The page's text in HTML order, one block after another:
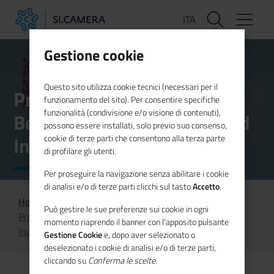
Salta
contenuto
ITA
Promozione delle Società
Benefit, supporto tecnico ad
Invitalia
Home
Promozione delle Società Benefit, supporto tecnico ad
Invitalia
Gestione cookie
Questo sito utilizza cookie tecnici (necessari per il
funzionamento del sito). Per consentire specifiche
funzionalità (condivisione e/o visione di contenuti),
possono essere installati, solo previo suo consenso,
cookie di terze parti che consentono alla terza parte
di profilare gli utenti.
Per proseguire la navigazione senza abilitare i cookie
di analisi e/o di terze parti clicchi sul tastoAccetto.
Può gestire le sue preferenze sui cookie in ogni
momento riaprendo il banner con l'apposito pulsante
Gestione Cookiee, dopo aver selezionato o
deselezionato i cookie di analisi e/o di terze parti,
cliccando suConferma le scelte.